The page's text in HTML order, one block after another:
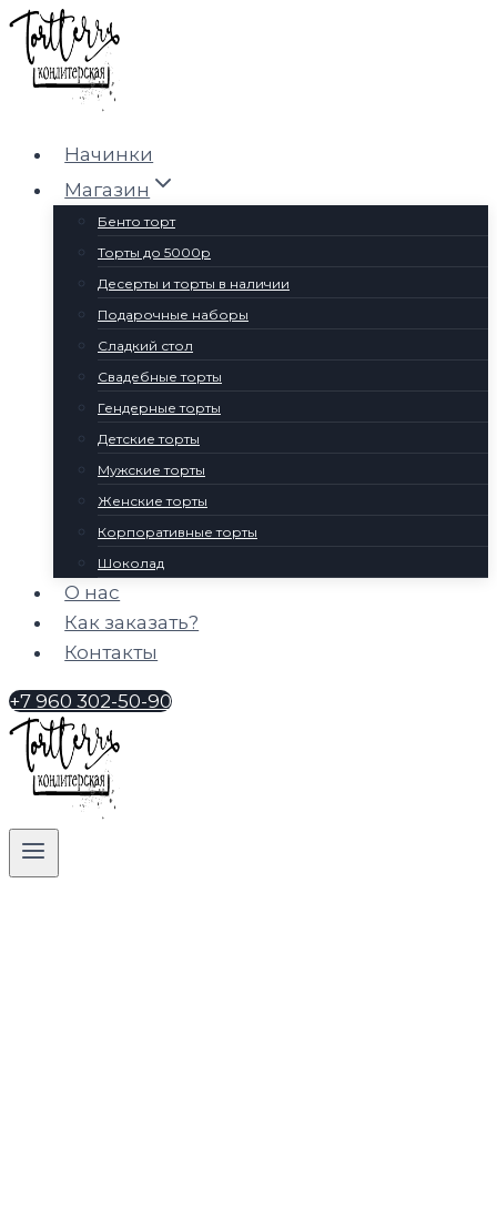
Перейти
содержимому
Начинки
Магазин
Бенто торт
Торты до 5000р
Десерты и торты в наличии
Подарочные наборы
Сладкий стол
Свадебные торты
Гендерные торты
Детские торты
Мужские торты
Женские торты
Корпоративные торты
Шоколад
О нас
Как заказать?
Контакты
+7 960 302-50-90